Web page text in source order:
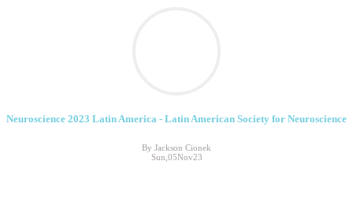
Neuroscience 2023 Latin America - Latin American Society for Neuroscience
By Jackson Cionek
Sun,05Nov23